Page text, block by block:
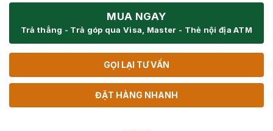
MUA NGAY
Trả thẳng - Trả góp qua Visa, Master - Thẻ nội địa ATM
GỌI LẠI TƯ VẤN
ĐẶT HÀNG NHANH